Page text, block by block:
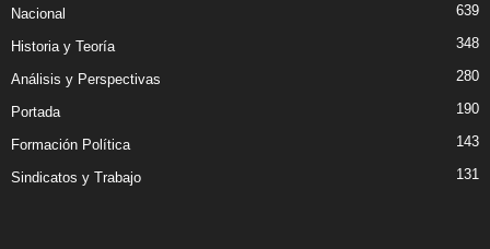
Nacional 639
Historia y Teoría 348
Análisis y Perspectivas 280
Portada 190
Formación Política 143
Sindicatos y Trabajo 131